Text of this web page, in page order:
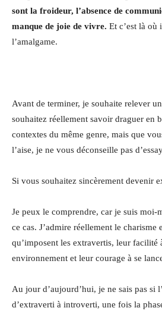
sont la froideur, l’absence de
manque de joie de vivre. Et c’est là où
l’amalgame.
Avant de terminer, je souhaite relever
souhaitez réellement savoir draguer en
contextes du même genre, mais que
l’aise, je ne vous déconseille pas
Si vous souhaitez sincèrement devenir
Je peux le comprendre, car je suis moi-
ce cas. J’admire réellement le charisme
qu’imposent les extravertis, leur facilité
environnement et leur courage à se
Au jour d’aujourd’hui, je ne sais pas si
d’extraverti à introverti, une fois la